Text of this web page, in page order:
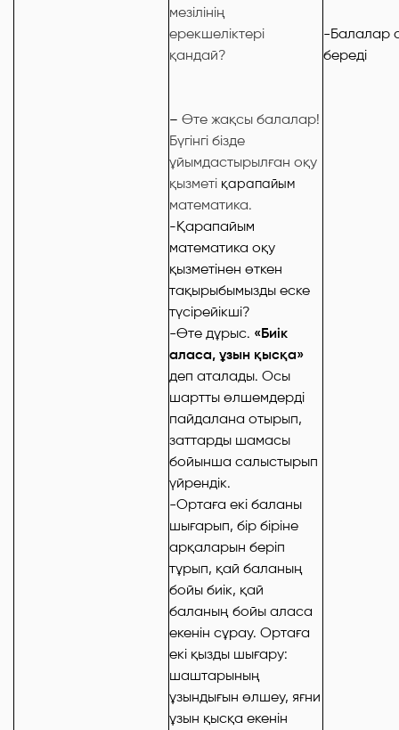
мезілінің
ерекшеліктері
қандай?
– Өте жақсы балалар!
Бүгінгі бізде
ұйымдастырылған оқу
қызметі қарапайым
математика.
-Қарапайым
математика оқу
қызметінен өткен
тақырыбымызды еске
түсірейікші?
-Өте дұрыс. «Биік
аласа, ұзын қысқа»
деп аталады. Осы
шартты өлшемдерді
пайдалана отырып,
заттарды шамасы
бойынша салыстырып
үйрендік.
-Ортаға екі баланы
шығарып, бір біріне
арқаларын беріп
тұрып, қай баланың
бойы биік, қай
баланың бойы аласа
екенін сұрау. Ортаға
екі қызды шығару:
шаштарының
ұзындығын өлшеу, яғни
ұзын қысқа екенін
-Балалар
береді